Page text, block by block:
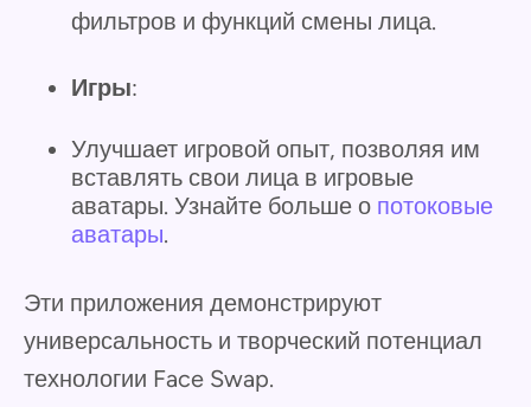
фильтров и функций смены лица.
Игры:
Улучшает игровой опыт, позволяя им
вставлять свои лица в игровые
аватары. Узнайте больше о потоковые
аватары.
Эти приложения демонстрируют
универсальность и творческий потенциал
технологии Face Swap.